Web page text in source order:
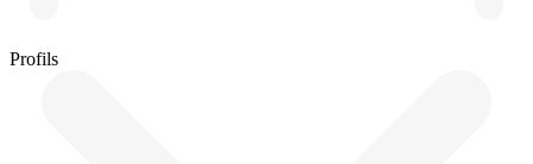
Profils